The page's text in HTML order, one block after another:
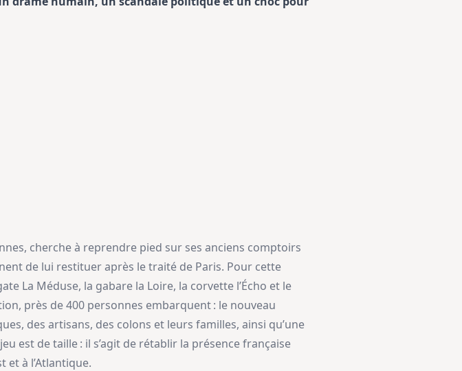
cherche à reprendre pied sur ses anciens comptoirs
de lui restituer après le traité de Paris. Pour cette
La Méduse, la gabare la Loire, la corvette l’Écho et le
près de 400 personnes embarquent : le nouveau
des artisans, des colons et leurs familles, ainsi qu’une
est de taille : il s’agit de rétablir la présence française
et à l’Atlantique.